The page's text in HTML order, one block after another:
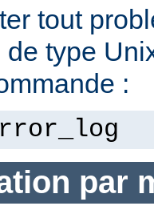
tout
de type
:
par